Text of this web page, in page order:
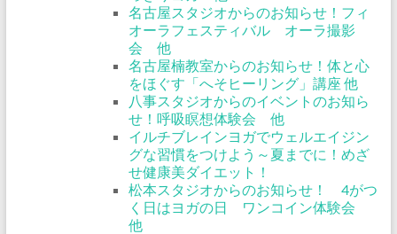
名古屋スタジオからのお知らせ！フィ
オーラフェスティバル オーラ撮影
会 他
名古屋楠教室からのお知らせ！体と心
をほぐす「へそヒーリング」講座 他
八事スタジオからのイベントのお知ら
せ！呼吸瞑想体験会 他
イルチブレインヨガでウェルエイジン
グな習慣をつけよう～夏までに！めざ
せ健康美ダイエット！
松本スタジオからのお知らせ！ 4がつ
く日はヨガの日 ワンコイン体験会
他